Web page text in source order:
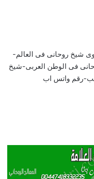
شيخ روحانى فى العالم-
فى الوطن العربى-شيخ
رقم واتس اب